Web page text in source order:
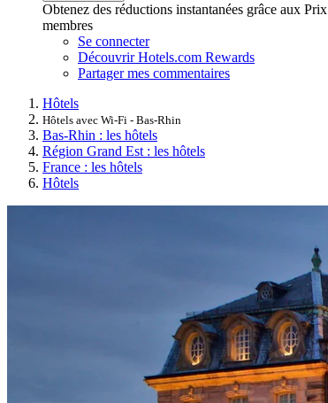
Obtenez des réductions instantanées grâce aux Prix
membres
Se connecter
Découvrir Hotels.com Rewards
Partager mes commentaires
Hôtels
Hôtels avec Wi-Fi - Bas-Rhin
Bas-Rhin : les hôtels
Région Grand Est : les hôtels
France : les hôtels
Hôtels